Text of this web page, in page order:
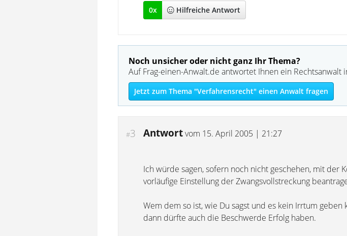
0x Hilfreiche Antwort
Noch unsicher oder nicht ganz Ihr Thema?
Auf Frag-einen-Anwalt.de antwortet Ihnen ein
Jetzt zum Thema "Verfahrensrecht" einen Anwalt fragen
#3 Antwortvom 15. April 2005 | 21:27
Ich würde sagen, sofern noch nicht geschehen, mit der
vorläufige Einstellung der Zwangsvollstreckung
Wem dem so ist, wie Du sagst und es kein Irrtum geben
dann dürfte auch die Beschwerde Erfolg haben.